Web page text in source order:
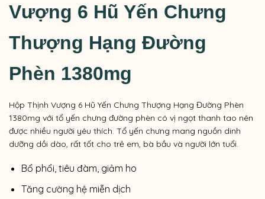
Vượng 6 Hũ Yến Chưng
Thượng Hạng Đường
Phèn 1380mg
Hộp Thịnh Vượng 6 Hũ Yến Chưng Thượng Hạng Đường Phèn
1380mg với tổ yến chưng đường phèn có vị ngọt thanh tao nên
được nhiều người yêu thích. Tổ yến chưng mang nguồn dinh
dưỡng dồi dào, rất tốt cho trẻ em, bà bầu và người lớn tuổi.
Bổ phổi, tiêu đàm, giảm ho
Tăng cường hệ miễn dịch